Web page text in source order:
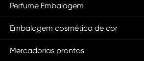
Perfume Embalagem
Embalagem cosmética de cor
Mercadorias prontas